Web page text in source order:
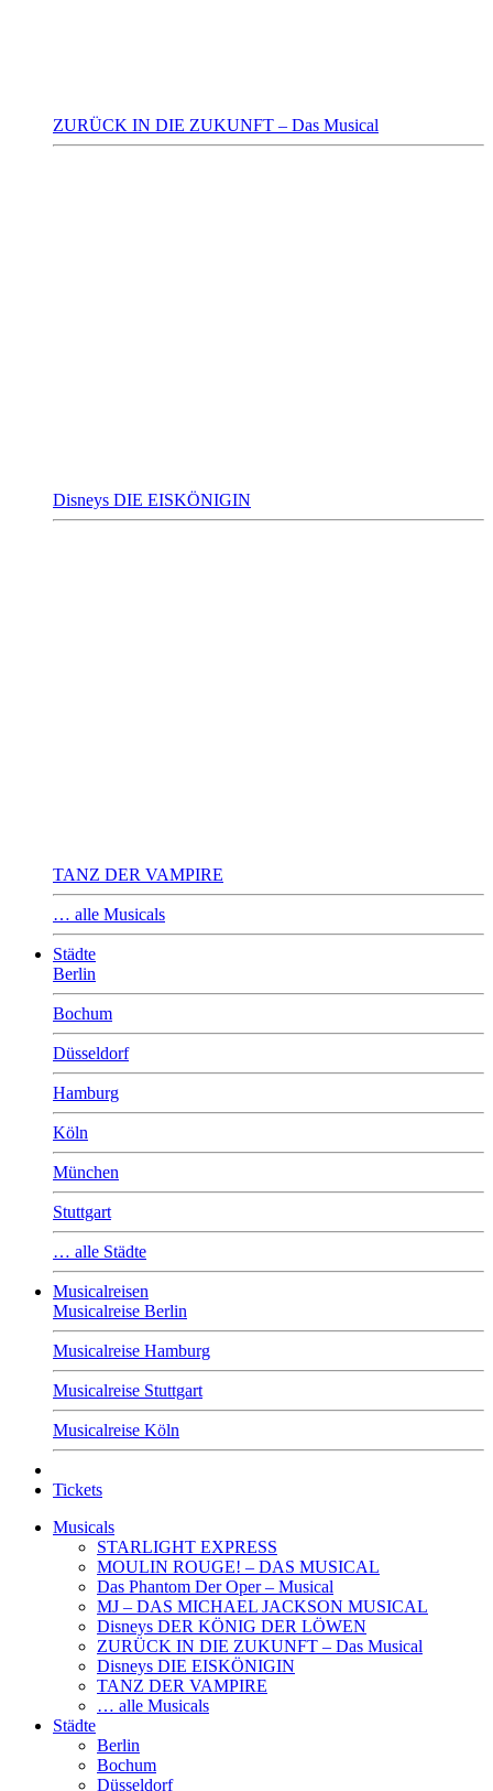
ZURÜCK IN DIE ZUKUNFT – Das Musical
Disneys DIE EISKÖNIGIN
TANZ DER VAMPIRE
… alle Musicals
Städte
Berlin
Bochum
Düsseldorf
Hamburg
Köln
München
Stuttgart
… alle Städte
Musicalreisen
Musicalreise Berlin
Musicalreise Hamburg
Musicalreise Stuttgart
Musicalreise Köln
Tickets
Musicals
STARLIGHT EXPRESS
MOULIN ROUGE! – DAS MUSICAL
Das Phantom Der Oper – Musical
MJ – DAS MICHAEL JACKSON MUSICAL
Disneys DER KÖNIG DER LÖWEN
ZURÜCK IN DIE ZUKUNFT – Das Musical
Disneys DIE EISKÖNIGIN
TANZ DER VAMPIRE
… alle Musicals
Städte
Berlin
Bochum
Düsseldorf